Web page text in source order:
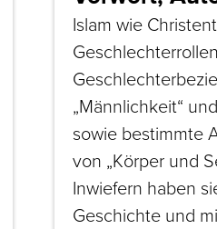
Islam wie
„Männlichkeit“
sowie bestimmte
von „Körper und
Inwiefern haben
Geschichte und